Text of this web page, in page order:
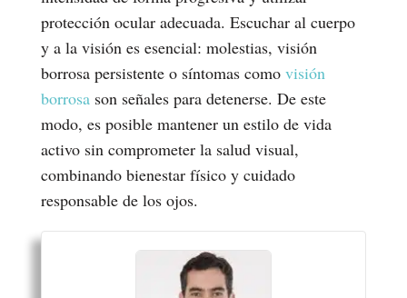
protección ocular adecuada. Escuchar al cuerpo
y a la visión es esencial: molestias, visión
borrosa persistente o síntomas como visión
borrosason señales para detenerse. De este
modo, es posible mantener un estilo de vida
activo sin comprometer la salud visual,
combinando bienestar físico y cuidado
responsable de los ojos.